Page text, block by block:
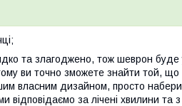
та злагоджено, тож шеврон буде
ви точно зможете знайти той,
власним дизайном, просто
відповідаємо за лічені хвилини та